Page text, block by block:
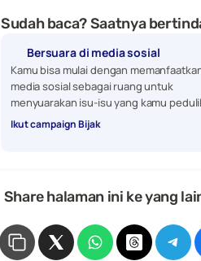
Sudah baca? Saatnya
Bersuara di media sosial
Kamu bisa mulai dengan
media sosial sebagai ruang untuk
menyuarakan isu-isu yang kamu
Ikut campaign Bijak
Share halaman ini ke yang